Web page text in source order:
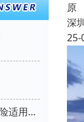
散货海运保险怎么选？3大主险+8大附加险适用场景全解析
原
深
25-